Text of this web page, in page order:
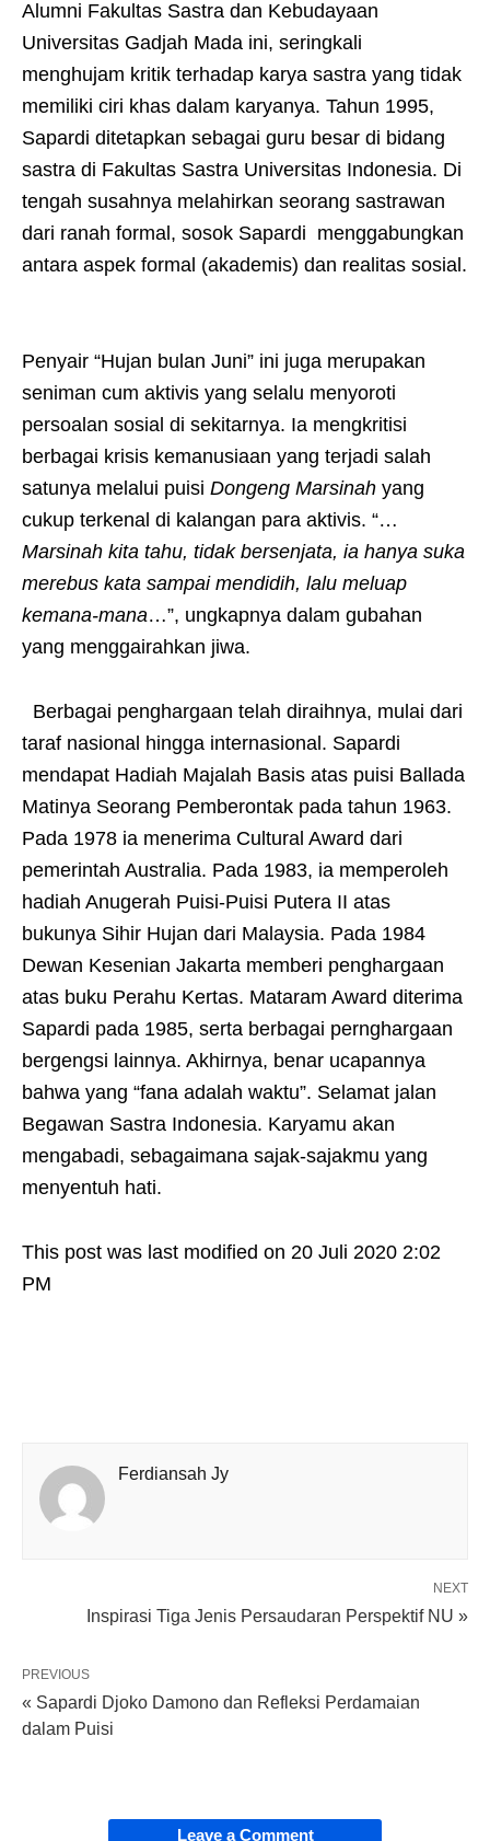
Alumni Fakultas Sastra dan Kebudayaan
Universitas Gadjah Mada ini, seringkali
menghujam kritik terhadap karya sastra yang tidak
memiliki ciri khas dalam karyanya. Tahun 1995,
Sapardi ditetapkan sebagai guru besar di bidang
sastra di Fakultas Sastra Universitas Indonesia. Di
tengah susahnya melahirkan seorang sastrawan
dari ranah formal, sosok Sapardi menggabungkan
antara aspek formal (akademis) dan realitas sosial.
Penyair “Hujan bulan Juni” ini juga merupakan
seniman cum aktivis yang selalu menyoroti
persoalan sosial di sekitarnya. Ia mengkritisi
berbagai krisis kemanusiaan yang terjadi salah
satunya melalui puisi Dongeng Marsinah yang
cukup terkenal di kalangan para aktivis. “…
Marsinah kita tahu, tidak bersenjata, ia hanya suka
merebus kata sampai mendidih, lalu meluap
kemana-mana…”, ungkapnya dalam gubahan
yang menggairahkan jiwa.
Berbagai penghargaan telah diraihnya, mulai dari
taraf nasional hingga internasional. Sapardi
mendapat Hadiah Majalah Basis atas puisi Ballada
Matinya Seorang Pemberontak pada tahun 1963.
Pada 1978 ia menerima Cultural Award dari
pemerintah Australia. Pada 1983, ia memperoleh
hadiah Anugerah Puisi-Puisi Putera II atas
bukunya Sihir Hujan dari Malaysia. Pada 1984
Dewan Kesenian Jakarta memberi penghargaan
atas buku Perahu Kertas. Mataram Award diterima
Sapardi pada 1985, serta berbagai pernghargaan
bergengsi lainnya. Akhirnya, benar ucapannya
bahwa yang “fana adalah waktu”. Selamat jalan
Begawan Sastra Indonesia. Karyamu akan
mengabadi, sebagaimana sajak-sajakmu yang
menyentuh hati.
This post was last modified on 20 Juli 2020 2:02
PM
Ferdiansah Jy
NEXT
Inspirasi Tiga Jenis Persaudaran Perspektif NU »
PREVIOUS
« Sapardi Djoko Damono dan Refleksi Perdamaian
dalam Puisi
Leave a Comment